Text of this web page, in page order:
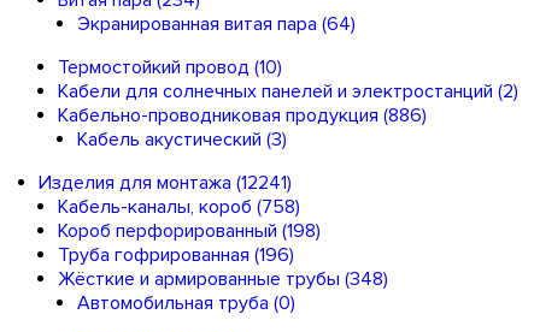
Экранированная витая пара (64)
Термостойкий провод (10)
Кабели для солнечных панелей и электростанций (2)
Кабельно-проводниковая продукция (886)
Кабель акустический (3)
Изделия для монтажа (12241)
Кабель-каналы, короб (758)
Короб перфорированный (198)
Труба гофрированная (196)
Жёсткие и армированные трубы (348)
Автомобильная труба (0)